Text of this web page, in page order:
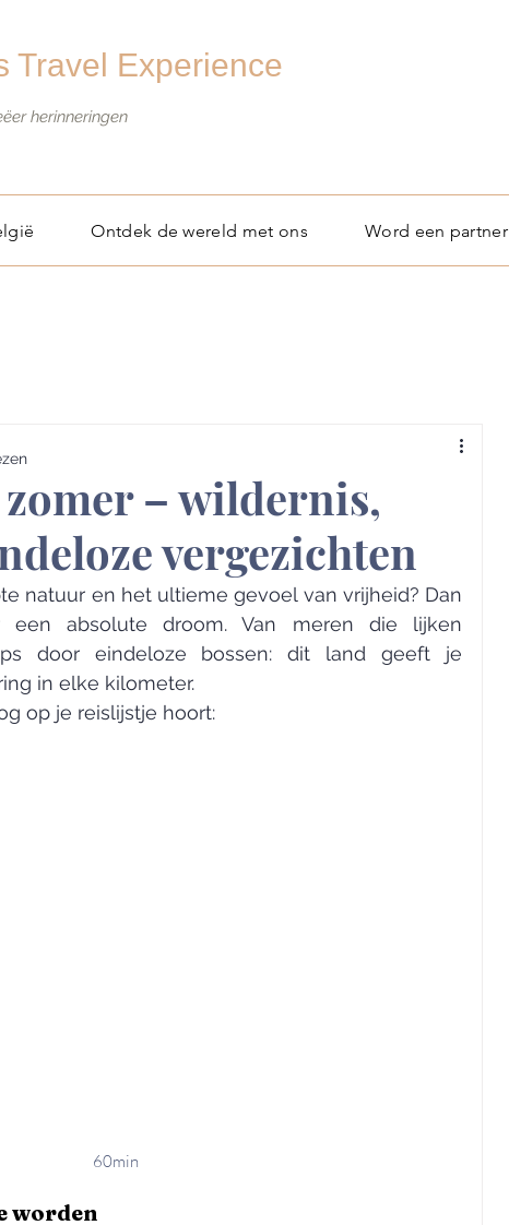
Travel Experience
herinneringen
Ontdek de wereld met ons Word een partner
– wildernis,
vergezichten
natuur en het ultieme gevoel van vrijheid? Dan
een absolute droom. Van meren die lijken
door eindeloze bossen: dit land geeft je
in elke kilometer.
op je reislijstje hoort:
worden
60min